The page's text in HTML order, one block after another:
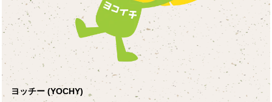
ヨッチー (YOCHY)